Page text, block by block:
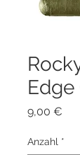
Edge
9,00 €
Anzahl *